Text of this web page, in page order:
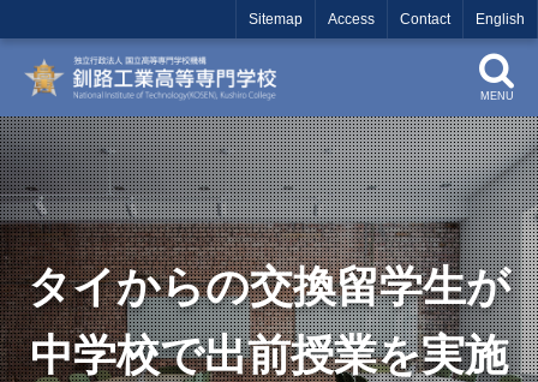
Sitemap Access Contact English
MENU
タイからの交換留学生が
中学校で出前授業を実施